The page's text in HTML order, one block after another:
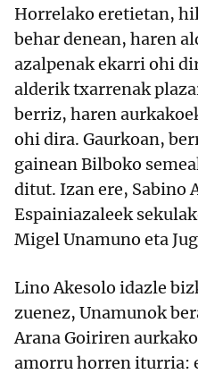
Horrelako eretietan,
behar denean, haren
azalpenak ekarri ohi
alderik txarrenak
berriz, haren
ohi dira. Gaurkoan,
gainean Bilboko
ditut. Izan ere, Sabino
Espainiazaleek
Migel Unamuno eta
Lino Akesolo idazle
zuenez, Unamunok
Arana Goiriren
amorru horren iturria: